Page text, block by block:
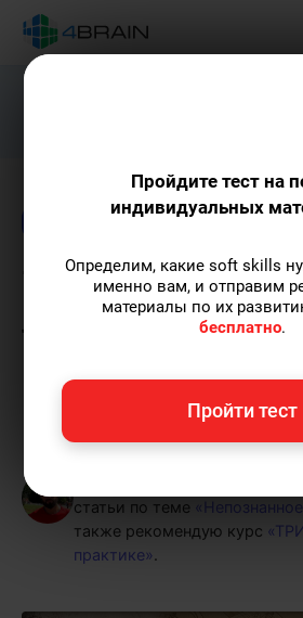
Подарим
Непознанное
7 принципов
Леонардо да
Кирилл Ногалес— главред-
статьи по теме «Непознанное»
также рекомендую курс
практике»
Пройдите тест на
индивидуальных
Определим, какие soft skills
именно вам, и отправим
материалы по их
бесплатно.
Пройти тест